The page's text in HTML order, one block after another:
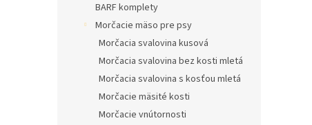
BARF komplety
Morčacie mäso pre psy
Morčacia svalovina kusová
Morčacia svalovina bez kosti mletá
Morčacia svalovina s kosťou mletá
Morčacie mäsité kosti
Morčacie vnútornosti